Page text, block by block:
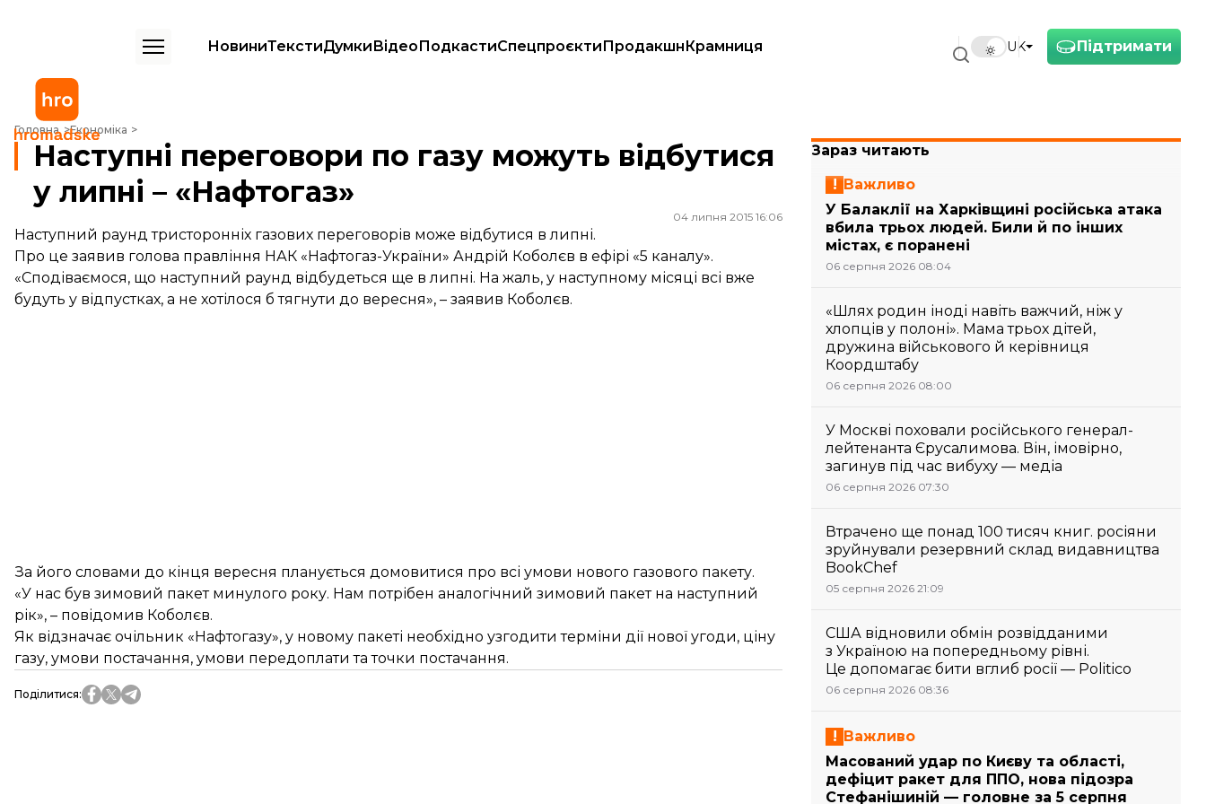
Підтримати
UK
НовиниТекстиДумкиВідеоПодкастиСпецпроєктиПродакшнКрамниця
Головна Економіка
Наступні переговори по газу можуть відбутися у липні – «Нафтогаз»
Наступні переговори по газу можуть відбутися
у липні – «Нафтогаз»
04 липня 2015 16:06
Наступний раунд тристоронніх газових переговорів може відбутися в липні.
Про це заявив голова правління НАК «Нафтогаз-України» Андрій Коболєв в ефірі «5 каналу».
«Сподіваємося, що наступний раунд відбудеться ще в липні. На жаль, у наступному місяці всі вже
будуть у відпустках, а не хотілося б тягнути до вересня», – заявив Коболєв.
За його словами до кінця вересня планується домовитися про всі умови нового газового пакету.
«У нас був зимовий пакет минулого року. Нам потрібен аналогічний зимовий пакет на наступний
рік», – повідомив Коболєв.
Як відзначає очільник «Нафтогазу», у новому пакеті необхідно узгодити терміни дії нової угоди, ціну
газу, умови постачання, умови передоплати та точки постачання.
Поділитися:
Зараз читають
Важливо
У Балаклії на Харківщині російська атака
вбила трьох людей. Били й по інших
містах, є поранені
06 серпня 2026 08:04
«Шлях родин іноді навіть важчий, ніж у
хлопців у полоні». Мама трьох дітей,
дружина військового й керівниця
Коордштабу
06 серпня 2026 08:00
У Москві поховали російського генерал-
лейтенанта Єрусалимова. Він, імовірно,
загинув під час вибуху — медіа
06 серпня 2026 07:30
Втрачено ще понад 100 тисяч книг. росіяни
зруйнували резервний склад видавництва
BookChef
05 серпня 2026 21:09
США відновили обмін розвідданими
з Україною на попередньому рівні.
Це допомагає бити вглиб росії — Politico
06 серпня 2026 08:36
Важливо
Масований удар по Києву та області,
дефіцит ракет для ППО, нова підозра
Стефанішиній — головне за 5 серпня